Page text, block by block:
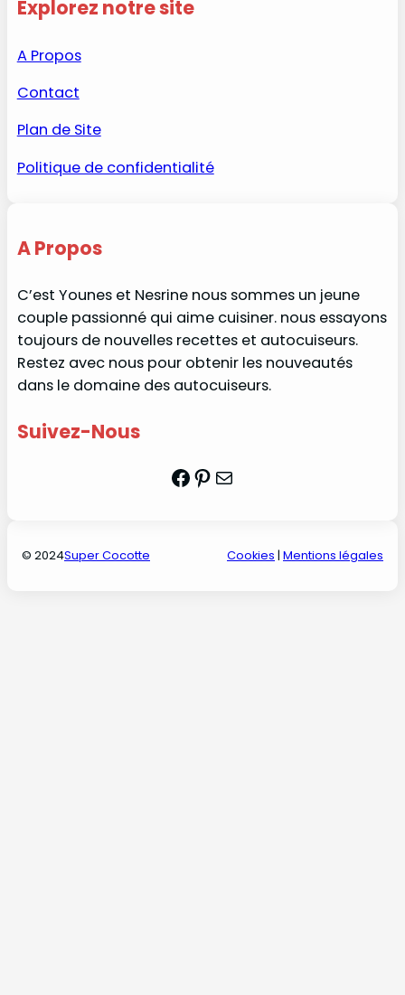
Explorez notre site
A Propos
Contact
Plan de Site
Politique de confidentialité
A Propos
C’est Younes et Nesrine nous sommes un jeune
couple passionné qui aime cuisiner. nous essayons
toujours de nouvelles recettes et autocuiseurs.
Restez avec nous pour obtenir les nouveautés
dans le domaine des autocuiseurs.
Suivez-Nous
Facebook Pinterest Mail
© 2024Super Cocotte Cookies | Mentions légales